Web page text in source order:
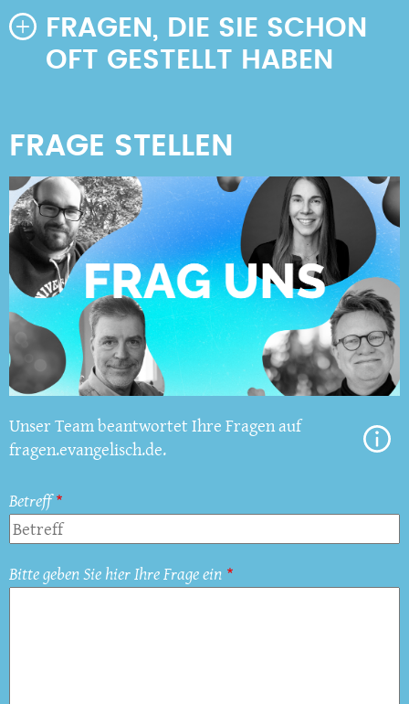
FRAGEN, DIE SIE SCHON
OFT GESTELLT HABEN
Unser Team beantwortet Ihre Fragen auf
fragen.evangelisch.de.
Betreff
Bitte geben Sie hier Ihre Frage ein